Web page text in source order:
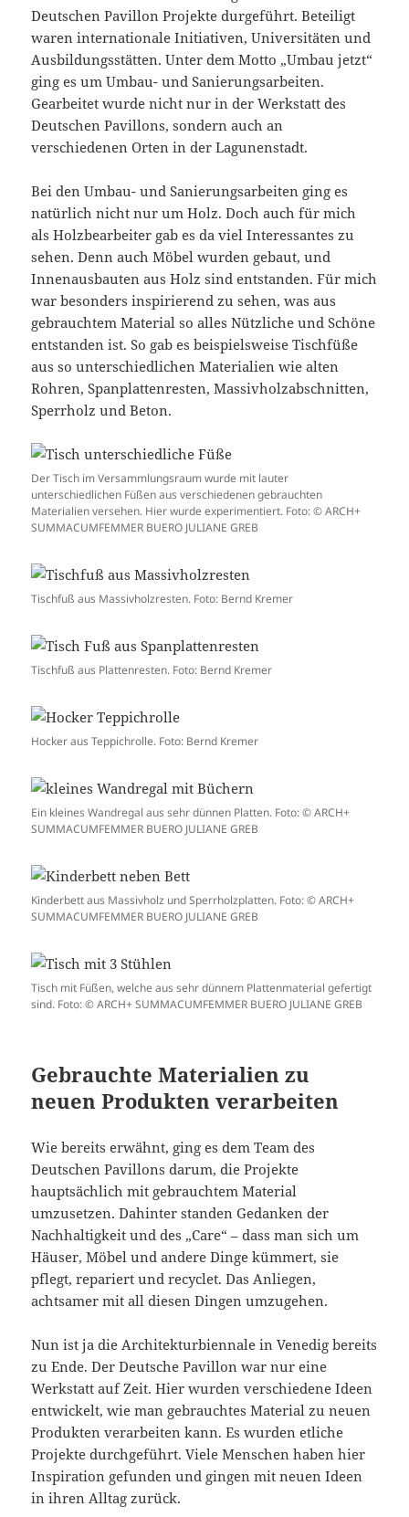
Deutschen Pavillon Projekte durgeführt. Beteiligt
waren internationale Initiativen, Universitäten und
Ausbildungsstätten. Unter dem Motto „Umbau jetzt“
ging es um Umbau- und Sanierungsarbeiten.
Gearbeitet wurde nicht nur in der Werkstatt des
Deutschen Pavillons, sondern auch an
verschiedenen Orten in der Lagunenstadt.
Bei den Umbau- und Sanierungsarbeiten ging es
natürlich nicht nur um Holz. Doch auch für mich
als Holzbearbeiter gab es da viel Interessantes zu
sehen. Denn auch Möbel wurden gebaut, und
Innenausbauten aus Holz sind entstanden. Für mich
war besonders inspirierend zu sehen, was aus
gebrauchtem Material so alles Nützliche und Schöne
entstanden ist. So gab es beispielsweise Tischfüße
aus so unterschiedlichen Materialien wie alten
Rohren, Spanplattenresten, Massivholzabschnitten,
Sperrholz und Beton.
Der Tisch im Versammlungsraum wurde mit lauter
unterschiedlichen Füßen aus verschiedenen gebrauchten
Materialien versehen. Hier wurde experimentiert. Foto: © ARCH+
SUMMACUMFEMMER BUERO JULIANE GREB
Tischfuß aus Massivholzresten. Foto: Bernd Kremer
Tischfuß aus Plattenresten. Foto: Bernd Kremer
Hocker aus Teppichrolle. Foto: Bernd Kremer
Ein kleines Wandregal aus sehr dünnen Platten. Foto: © ARCH+
SUMMACUMFEMMER BUERO JULIANE GREB
Kinderbett aus Massivholz und Sperrholzplatten. Foto: © ARCH+
SUMMACUMFEMMER BUERO JULIANE GREB
Tisch mit Füßen, welche aus sehr dünnem Plattenmaterial gefertigt
sind. Foto: © ARCH+ SUMMACUMFEMMER BUERO JULIANE GREB
Gebrauchte Materialien zu
neuen Produkten verarbeiten
Wie bereits erwähnt, ging es dem Team des
Deutschen Pavillons darum, die Projekte
hauptsächlich mit gebrauchtem Material
umzusetzen. Dahinter standen Gedanken der
Nachhaltigkeit und des „Care“ – dass man sich um
Häuser, Möbel und andere Dinge kümmert, sie
pflegt, repariert und recyclet. Das Anliegen,
achtsamer mit all diesen Dingen umzugehen.
Nun ist ja die Architekturbiennale in Venedig bereits
zu Ende. Der Deutsche Pavillon war nur eine
Werkstatt auf Zeit. Hier wurden verschiedene Ideen
entwickelt, wie man gebrauchtes Material zu neuen
Produkten verarbeiten kann. Es wurden etliche
Projekte durchgeführt. Viele Menschen haben hier
Inspiration gefunden und gingen mit neuen Ideen
in ihren Alltag zurück.